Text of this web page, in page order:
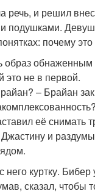
и решил
подушками.
почему
это не в первой.
– Брайан
её
и
куртку.
сказал, чтобы